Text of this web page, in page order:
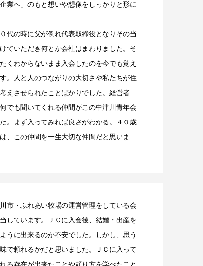
業へ」のもと想いや想像をしっかりと形に
代の時に父が倒れ代表取締役となりその当
ていただき何とか会社はまわりました。そ
くわからないまま入会したのを今でも覚え
。人と人のつながりの大切さや私たちが住
えさせられたことばかりでした。経営者
でも聞いてくれる仲間がこの中津川青年会
。まず入ってみれば良さがわかる。４０歳
、この仲間を一生大切な仲間だと思いま
市・ふれあい牧場の運営管理をしている会
しています。ＪＣに入会後、結婚・出産を
うに出来るのか不安でした。しかし、思う
で頼れるかだと思いました。ＪＣに入って
る存在が出来たことや頼り方を学べたこと